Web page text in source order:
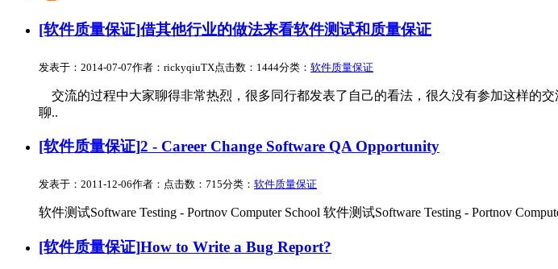
[软件质量保证]借其他行业的做法来看软件测试和质量保证
发表于：2014-07-07作者：rickyqiuTX点击数：1444分类： 软件质量保证
交流的过程中大家聊得非常热烈，很多同行都发表了自己的看法，很久没有参加这样的
聊..
[软件质量保证]2 - Career Change Software QA Opportunity
发表于：2011-12-06作者： 点击数：715分类： 软件质量保证
软件测试Software Testing - Portnov Computer School 软件测试Software Testing - Portnov
[软件质量保证]How to Write a Bug Report?